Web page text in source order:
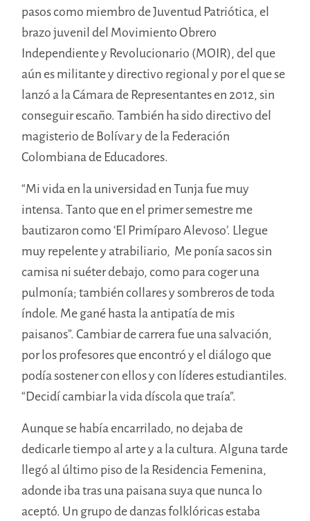
pasos como miembro de Juventud Patriótica, el
brazo juvenil del Movimiento Obrero
Independiente y Revolucionario (MOIR), del que
aún es militante y directivo regional y por el que se
lanzó a la Cámara de Representantes en 2012, sin
conseguir escaño. También ha sido directivo del
magisterio de Bolívar y de la Federación
Colombiana de Educadores.
“Mi vida en la universidad en Tunja fue muy
intensa. Tanto que en el primer semestre me
bautizaron como ‘El Primíparo Alevoso’. Llegue
muy repelente y atrabiliario, Me ponía sacos sin
camisa ni suéter debajo, como para coger una
pulmonía; también collares y sombreros de toda
índole. Me gané hasta la antipatía de mis
paisanos”. Cambiar de carrera fue una salvación,
por los profesores que encontró y el diálogo que
podía sostener con ellos y con líderes estudiantiles.
“Decidí cambiar la vida díscola que traía”.
Aunque se había encarrilado, no dejaba de
dedicarle tiempo al arte y a la cultura. Alguna tarde
llegó al último piso de la Residencia Femenina,
adonde iba tras una paisana suya que nunca lo
aceptó. Un grupo de danzas folklóricas estaba